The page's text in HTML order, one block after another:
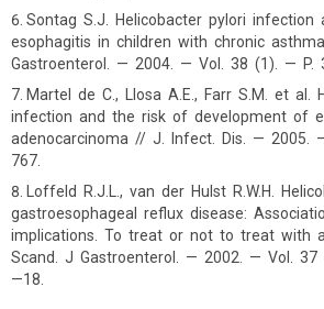
Sontag S.J. Helicobacter pylori infection
esophagitis in children with chronic
Gastroenterol. — 2004. — Vol. 38 (1). — P.
Martel de C., Llosa A.E., Farr S.M. et al.
infection and the risk of development of
adenocarcinoma // J. Infect. Dis. — 2005.
767.
Loffeld R.J.L., van der Hulst R.W.H.
gastroesophageal reflux disease:
implications. To treat or not to treat with
Scand. J Gastroenterol. — 2002. — Vol. 37
—18.